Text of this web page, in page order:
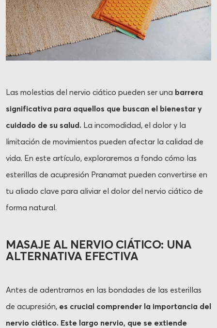
Las molestias del nervio ciático pueden ser una barrera
significativa para aquellos que buscan el bienestar y
cuidado de su salud. La incomodidad, el dolor y la
limitación de movimientos pueden afectar la calidad de
vida. En este artículo, exploraremos a fondo cómo las
esterillas de acupresión Pranamat pueden convertirse en
tu aliado clave para aliviar el dolor del nervio ciático de
forma natural.
MASAJE AL NERVIO CIÁTICO: UNA
ALTERNATIVA EFECTIVA
Antes de adentrarnos en las bondades de las esterillas
de acupresión, es crucial comprender la importancia del
nervio ciático. Este largo nervio, que se extiende